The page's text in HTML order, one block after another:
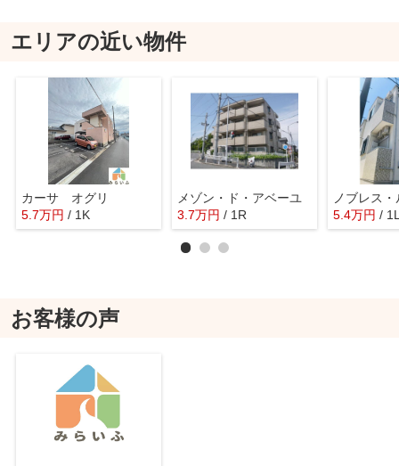
エリアの近い物件
カーサ オグリ
5.7万円 / 1K
メゾン・ド・アベーユ
3.7万円 / 1R
ノブレス
5.4万円 /
お客様の声